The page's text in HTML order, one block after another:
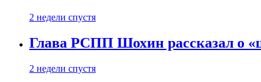
2 недели спустя
Глава РСПП Шохин рассказал о
2 недели спустя